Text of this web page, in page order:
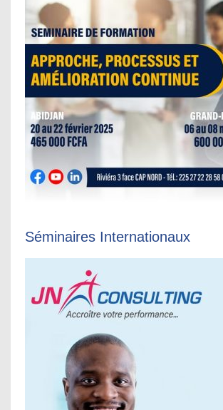
Séminaires Internationaux